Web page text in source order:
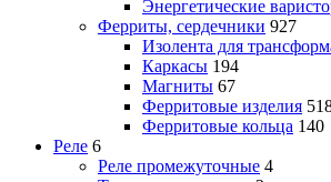
Энергетические
Ферриты, сердечники 927
Изолента для
Каркасы 194
Магниты 67
Ферритовые изделия
Ферритовые кольца 140
Реле 6
Реле промежуточные 4